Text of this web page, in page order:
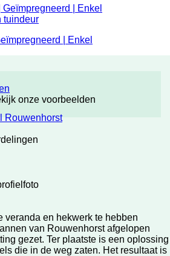
onze voorbeelden
| Enkel
Rouwenhorst
veranda en hekwerk te hebben
van Rouwenhorst afgelopen
gezet. Ter plaatste is een oplossing
die in de weg zaten. Het resultaat is